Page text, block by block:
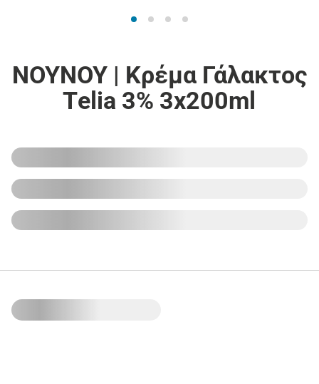
ΝΟΥΝΟΥ | Κρέμα Γάλακτος
Τelia 3% 3x200ml